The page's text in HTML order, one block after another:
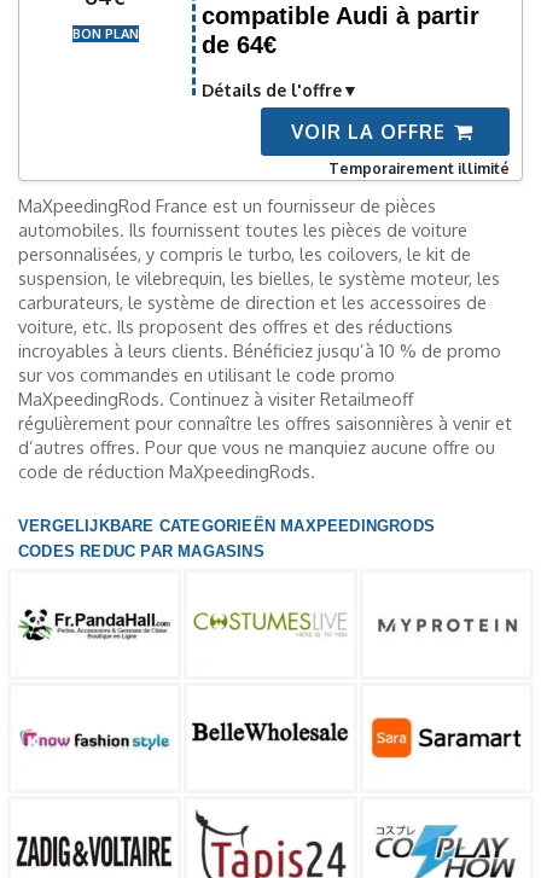
BON PLAN
compatible Audi à partir
de 64€
Détails de l'offre
VOIR LA OFFRE
Temporairement illimité
MaXpeedingRod France est un fournisseur de pièces
automobiles. Ils fournissent toutes les pièces de voiture
personnalisées, y compris le turbo, les coilovers, le kit de
suspension, le vilebrequin, les bielles, le système moteur, les
carburateurs, le système de direction et les accessoires de
voiture, etc. Ils proposent des offres et des réductions
incroyables à leurs clients. Bénéficiez jusqu’à 10 % de promo
sur vos commandes en utilisant le code promo
MaXpeedingRods. Continuez à visiter Retailmeoff
régulièrement pour connaître les offres saisonnières à venir et
d’autres offres. Pour que vous ne manquiez aucune offre ou
code de réduction MaXpeedingRods.
VERGELIJKBARE CATEGORIEËN MAXPEEDINGRODS
CODES REDUC PAR MAGASINS